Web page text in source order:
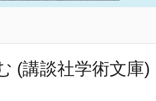
(講談社学術文庫)